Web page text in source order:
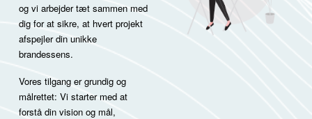
og vi arbejder tæt sammen med
dig for at sikre, at hvert projekt
afspejler din unikke
brandessens.
Vores tilgang er grundig og
målrettet: Vi starter med at
forstå din vision og mål,